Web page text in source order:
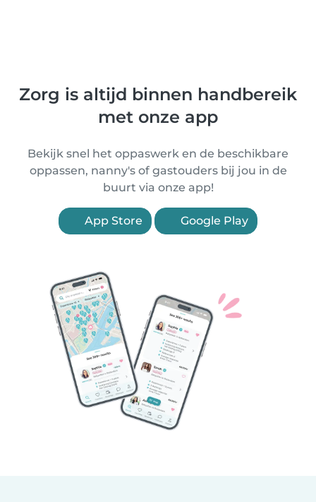
Zorg is altijd binnen handbereik
met onze app
Bekijk snel het oppaswerk en de beschikbare
oppassen, nanny's of gastouders bij jou in de
buurt via onze app!
App Store Google Play